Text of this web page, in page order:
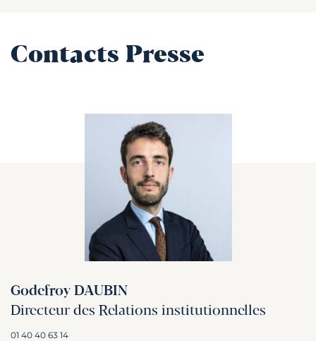
Contacts Presse
Godefroy DAUBIN
Directeur des Relations institutionnelles
01 40 40 63 14